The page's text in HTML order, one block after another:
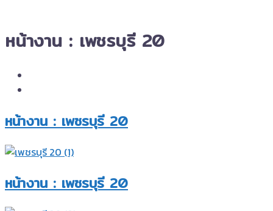
หน้างาน : เพชรบุรี 20
หน้างาน : เพชรบุรี 20
หน้างาน : เพชรบุรี 20